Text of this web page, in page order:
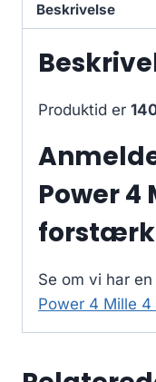
Beskrivelse
Produktid er
Power 4
Se om vi har en
Power 4 Mille